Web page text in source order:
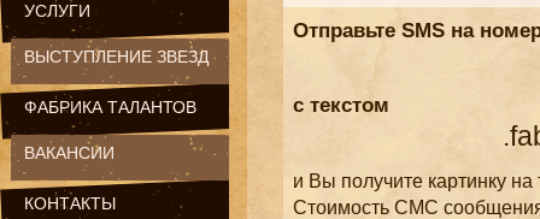
Отправьте SMS на
с текстом
и Вы получите картинку
Стоимость СМС
УСЛУГИ
ВЫСТУПЛЕНИЕ ЗВЕЗД
ФАБРИКА ТАЛАНТОВ
ВАКАНСИИ
КОНТАКТЫ